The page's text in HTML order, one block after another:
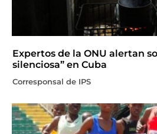
Expertos de la ONU alertan
silenciosa” en Cuba
Corresponsal de IPS